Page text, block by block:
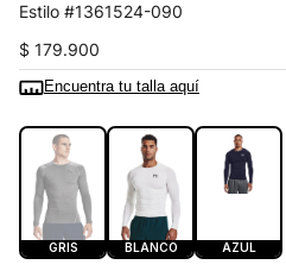
1361524-090
$ 179.900
Encuentra tu talla aquí
GRIS BLANCO AZUL